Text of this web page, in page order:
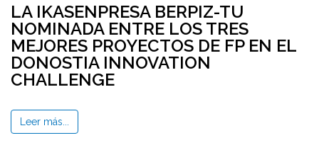
LA IKASENPRESA BERPIZ-TU
NOMINADA ENTRE LOS TRES
MEJORES PROYECTOS DE FP EN EL
DONOSTIA INNOVATION
CHALLENGE
Leer más...